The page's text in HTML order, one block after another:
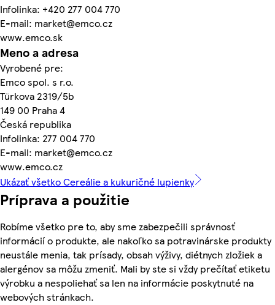
Infolinka: +420 277 004 770
E-mail: market@emco.cz
www.emco.sk
Meno a adresa
Vyrobené pre:
Emco spol. s r.o.
Türkova 2319/5b
149 00 Praha 4
Česká republika
Infolinka: 277 004 770
E-mail: market@emco.cz
www.emco.cz
Ukázať všetko Cereálie a kukuričné lupienky
Príprava a použitie
Robíme všetko pre to, aby sme zabezpečili správnosť
informácií o produkte, ale nakoľko sa potravinárske produkty
neustále menia, tak prísady, obsah výživy, diétnych zložiek a
alergénov sa môžu zmeniť. Mali by ste si vždy prečítať etiketu
výrobku a nespoliehať sa len na informácie poskytnuté na
webových stránkach.